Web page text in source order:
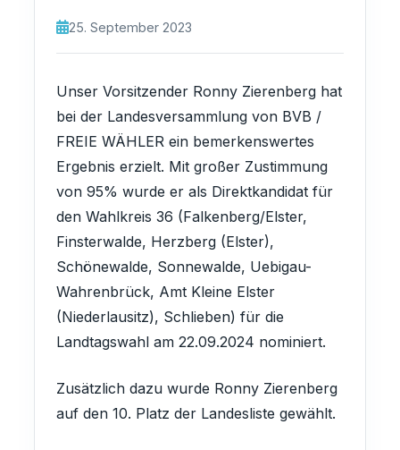
25. September 2023
Unser Vorsitzender Ronny Zierenberg hat
bei der Landesversammlung von BVB /
FREIE WÄHLER ein bemerkenswertes
Ergebnis erzielt. Mit großer Zustimmung
von 95% wurde er als Direktkandidat für
den Wahlkreis 36 (Falkenberg/Elster,
Finsterwalde, Herzberg (Elster),
Schönewalde, Sonnewalde, Uebigau-
Wahrenbrück, Amt Kleine Elster
(Niederlausitz), Schlieben) für die
Landtagswahl am 22.09.2024 nominiert.
Zusätzlich dazu wurde Ronny Zierenberg
auf den 10. Platz der Landesliste gewählt.